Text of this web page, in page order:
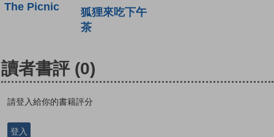
The Picnic
狐狸來吃下午
茶
讀者書評 (0)
請登入給你的書籍評分
登入